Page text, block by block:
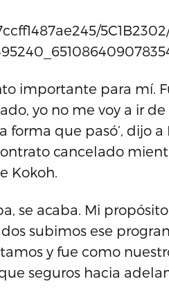
importante para mí.
yo no me voy a ir
forma que pasó’, dijo a
cancelado
Kokoh.
se acaba. Mi
subimos ese
y fue como
seguros hacia